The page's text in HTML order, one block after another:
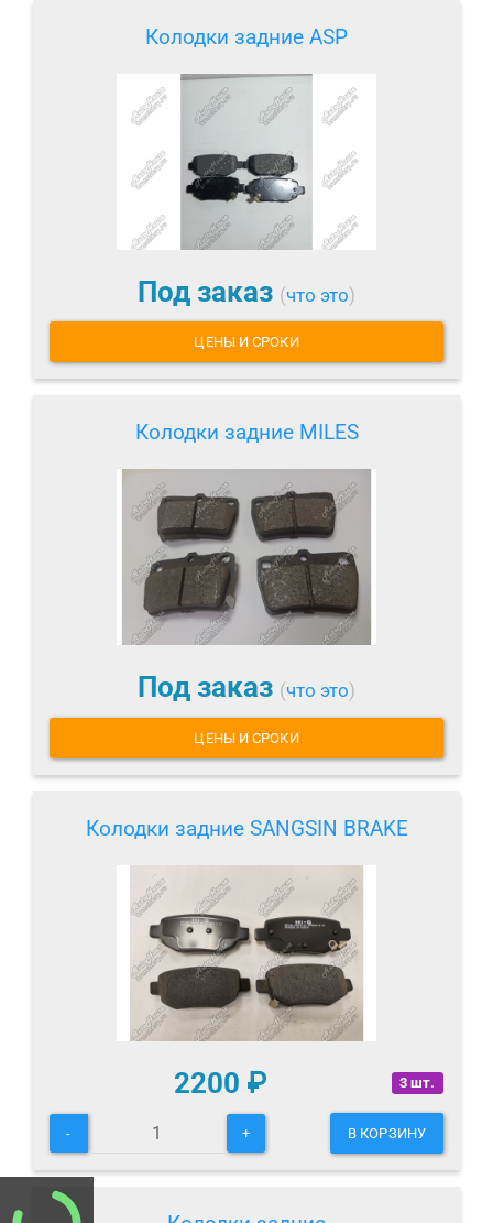
Колодки задние ASP
Под заказ (что это)
ЦЕНЫ И СРОКИ
Колодки задние MILES
Под заказ (что это)
ЦЕНЫ И СРОКИ
Колодки задние SANGSIN BRAKE
3 шт.
2200 ₽
- + В КОРЗИНУ